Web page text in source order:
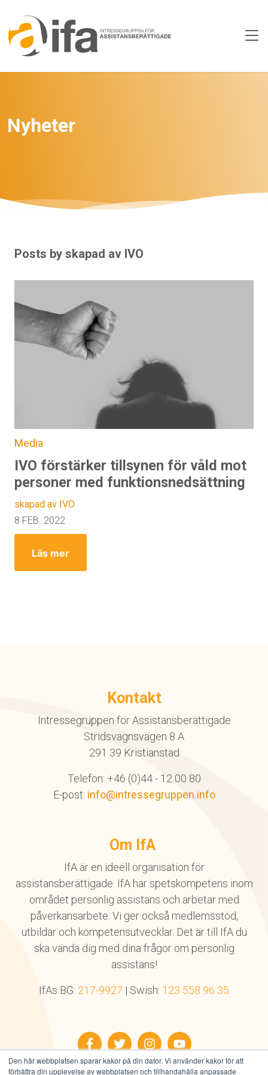
Den här webbplatsen sparar kakor på din dator. Vi använder kakor för att
förbättra din upplevelse av webbplatsen och tillhandahålla anpassade
Skip to main content
Nyheter
Posts by skapad av IVO
Media
IVO förstärker tillsynen för våld mot
personer med funktionsnedsättning
skapad av IVO
8 FEB. 2022
Läs mer
Kontakt
Intressegruppen för Assistansberättigade
Stridsvagnsvägen 8 A
291 39 Kristianstad
Telefon: +46 (0)44 - 12 00 80
E-post: info@intressegruppen.info
Om IfA
IfA är en ideell organisation för
assistansberättigade. IfA har spetskompetens inom
området personlig assistans och arbetar med
påverkansarbete. Vi ger också medlemsstöd,
utbildar och kompetensutvecklar. Det är till IfA du
ska vända dig med dina frågor om personlig
assistans!
IfAs BG: 217-9927 | Swish: 123 558 96 35
FacebookTwitterInstagramYouTube